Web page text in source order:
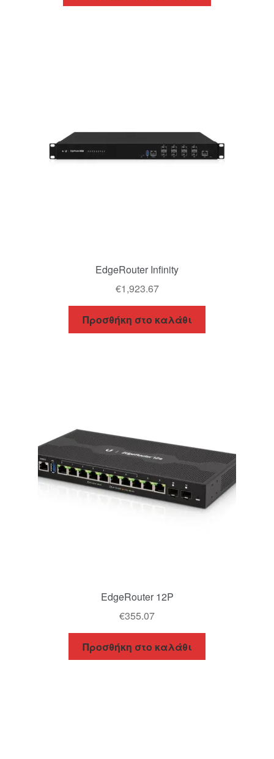
EdgeRouter Infinity
€1,923.67
Προσθήκη στο καλάθι
EdgeRouter 12P
€355.07
Προσθήκη στο καλάθι